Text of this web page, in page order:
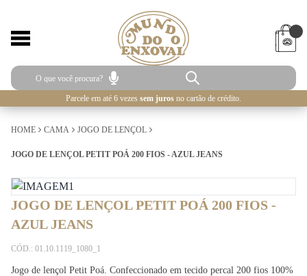
Parcele em até 6 vezes sem juros no cartão de crédito.
HOME CAMA JOGO DE LENÇOL
JOGO DE LENÇOL PETIT POÁ 200 FIOS - AZUL JEANS
JOGO DE LENÇOL PETIT POÁ 200 FIOS -
AZUL JEANS
CÓD.: 01.10.1119_1080_1
Jogo de lençol Petit Poá. Confeccionado em tecido percal 200 fios 100%